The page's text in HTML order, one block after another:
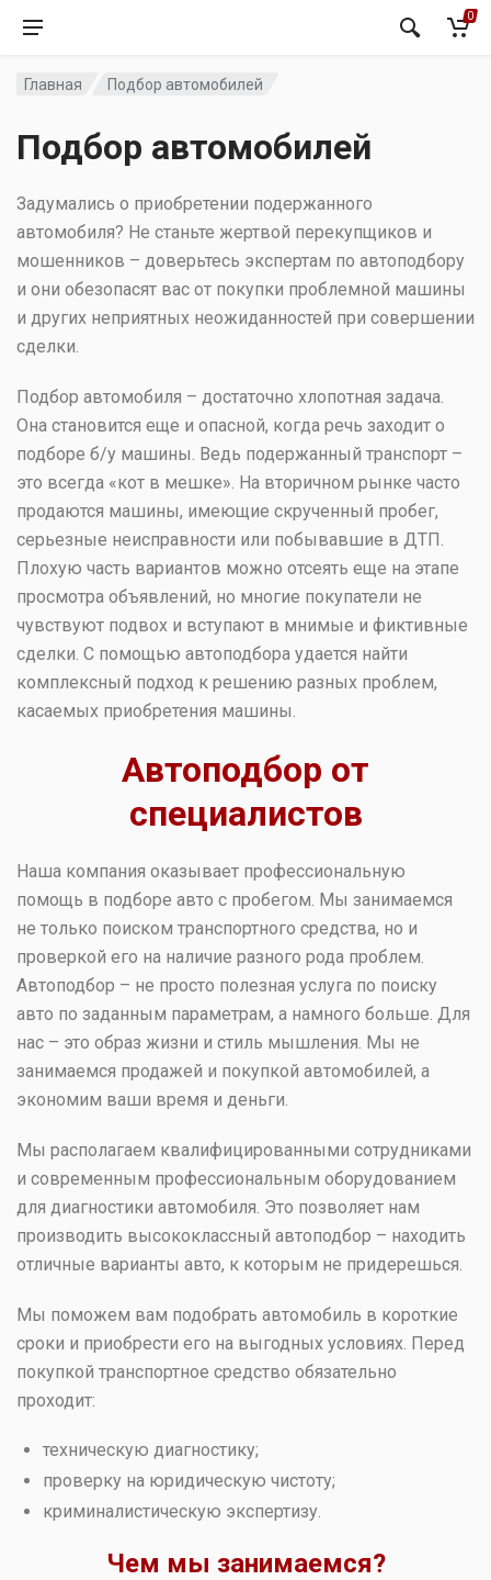
0
Главная Подбор автомобилей
Подбор автомобилей
Задумались о приобретении подержанного
автомобиля? Не станьте жертвой перекупщиков и
мошенников – доверьтесь экспертам по автоподбору
и они обезопасят вас от покупки проблемной машины
и других неприятных неожиданностей при совершении
сделки.
Подбор автомобиля – достаточно хлопотная задача.
Она становится еще и опасной, когда речь заходит о
подборе б/у машины. Ведь подержанный транспорт –
это всегда «кот в мешке». На вторичном рынке часто
продаются машины, имеющие скрученный пробег,
серьезные неисправности или побывавшие в ДТП.
Плохую часть вариантов можно отсеять еще на этапе
просмотра объявлений, но многие покупатели не
чувствуют подвох и вступают в мнимые и фиктивные
сделки. С помощью автоподбора удается найти
комплексный подход к решению разных проблем,
касаемых приобретения машины.
Автоподбор от
специалистов
Наша компания оказывает профессиональную
помощь в подборе авто с пробегом. Мы занимаемся
не только поиском транспортного средства, но и
проверкой его на наличие разного рода проблем.
Автоподбор – не просто полезная услуга по поиску
авто по заданным параметрам, а намного больше. Для
нас – это образ жизни и стиль мышления. Мы не
занимаемся продажей и покупкой автомобилей, а
экономим ваши время и деньги.
Мы располагаем квалифицированными сотрудниками
и современным профессиональным оборудованием
для диагностики автомобиля. Это позволяет нам
производить высококлассный автоподбор – находить
отличные варианты авто, к которым не придерешься.
Мы поможем вам подобрать автомобиль в короткие
сроки и приобрести его на выгодных условиях. Перед
покупкой транспортное средство обязательно
проходит:
техническую диагностику;
проверку на юридическую чистоту;
криминалистическую экспертизу.
Чем мы занимаемся?